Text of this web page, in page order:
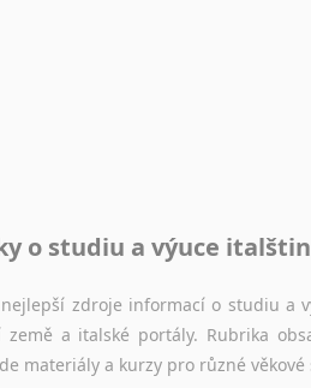
soubor autentických
překladatele
o studiu a výuce
zdroje informací o studiu a
země a italské portály. Rubrika
materiály a kurzy pro různé věkové